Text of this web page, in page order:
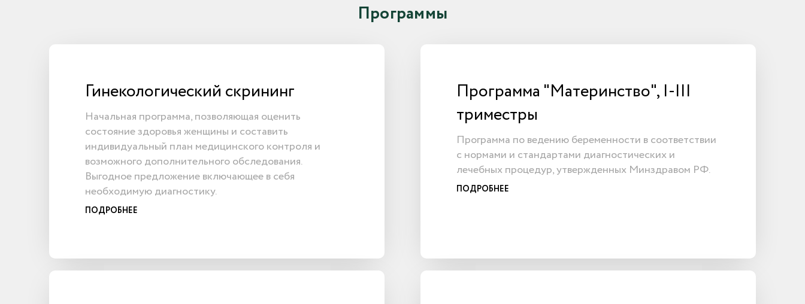
Программы
Гинекологический скрининг
Начальная программа, позволяющая оценить
состояние здоровья женщины и составить
индивидуальный план медицинского контроля и
возможного дополнительного обследования.
Выгодное предложение включающее в себя
необходимую диагностику.
ПОДРОБНЕЕ
Программа "Материнство", I-III
триместры
Программа по ведению беременности в соответствии
с нормами и стандартами диагностических и
лечебных процедур, утвержденных Минздравом РФ.
ПОДРОБНЕЕ